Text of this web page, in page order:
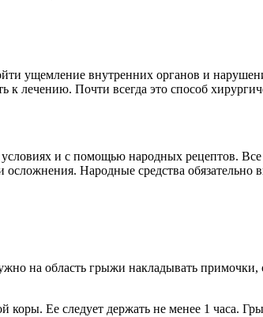
ущемление внутренних органов и
Почти всегда это способ
и с помощью народных рецептов. Все
Народные средства обязательно
на область грыжи накладывать примочки,
Ее следует держать не менее 1 часа.